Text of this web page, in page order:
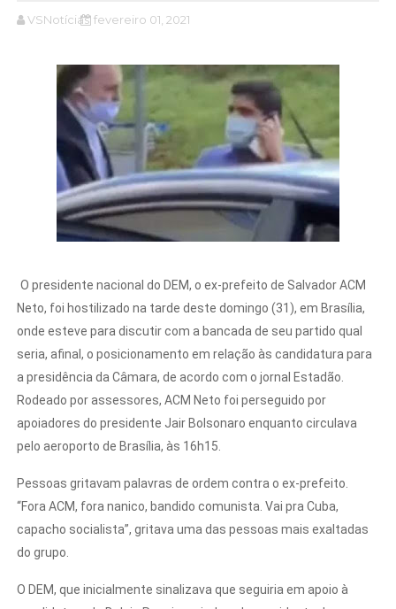
VSNotícias fevereiro 01, 2021
O presidente nacional do DEM, o ex-prefeito de Salvador ACM
Neto, foi hostilizado na tarde deste domingo (31), em Brasília,
onde esteve para discutir com a bancada de seu partido qual
seria, afinal, o posicionamento em relação às candidatura para
a presidência da Câmara, de acordo com o jornal Estadão.
Rodeado por assessores, ACM Neto foi perseguido por
apoiadores do presidente Jair Bolsonaro enquanto circulava
pelo aeroporto de Brasília, às 16h15.
Pessoas gritavam palavras de ordem contra o ex-prefeito.
“Fora ACM, fora nanico, bandido comunista. Vai pra Cuba,
capacho socialista”, gritava uma das pessoas mais exaltadas
do grupo.
O DEM, que inicialmente sinalizava que seguiria em apoio à